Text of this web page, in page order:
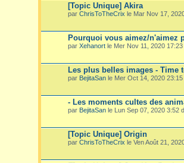
[Topic Unique] Akira
par ChrisToTheCrix le Mar Nov 17,
Pourquoi vous aimez/n'aimez
par Xehanort le Mer Nov 11, 2020
Les plus belles images - Time
par BejitaSan le Mer Oct 14, 2020
- Les moments cultes des
par BejitaSan le Lun Sep 07, 2020 3:52
[Topic Unique] Origin
par ChrisToTheCrix le Ven Août 21,